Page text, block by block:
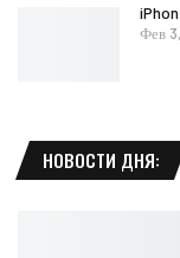
Фев
НОВОСТИ ДНЯ: